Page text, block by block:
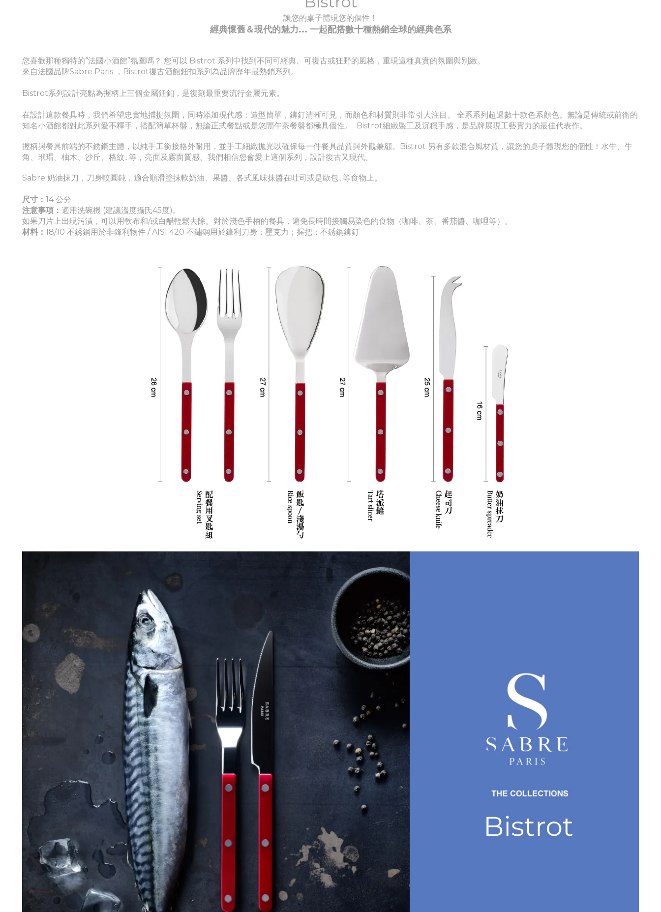
讓您的桌子體現您的個性！
經典懷舊＆現代的魅力... 一起配搭數十種熱銷全球的經典色系
您喜歡那種獨特的“法國小酒館”氛圍嗎？ 您可以 Bistrot 系列中找到不同可經典、 可復古或狂野的風格，重現這種真實的氛圍與別緻。
來自法國品牌Sabre Paris ，Bistrot復古酒館鈕扣系列為品牌歷年最熱銷系列。
Bistrot系列設計亮點為握柄上三個金屬鈕釦，是復刻最重要流行金屬元素。
在設計這款餐具時，我們希望忠實地捕捉氛圍，同時添加現代感：造型簡單，鉚釘清晰可見，而顏色和材質則非常引人注目。 全系系列超過數十款色系顏色。無論是傳統或前衛的
知名小酒館都對此系列愛不釋手，搭配簡單杯盤，無論正式餐點或是悠閒午茶餐盤都極具個性。
Bistrot細緻製工及沉穩手感，是品牌展現工藝實力的最佳代表作。
握柄與餐具前端的不銹鋼主體，以純手工銜接格外耐用，並手工細緻拋光以確保每一件餐具品質與外觀兼顧。Bistrot 另有多款混合風材質，讓您的桌子體現您的個性！水牛、牛
角、玳瑁、柚木、沙丘、格紋...等，亮面及霧面質感。我們相信您會愛上這個系列，設計復古又現代。
Sabre 奶油抹刀，刀身較圓鈍，適合順滑塗抹軟奶油、果醬、各式風味抹醬在吐司或是歐包...等食物上。
尺寸： 14 公分
注意事項： 適用洗碗機 (建議溫度攝氏45度)。
如果刀片上出現污漬，可以用軟布和/或白醋輕鬆去除。 對於淺色手柄的餐具，避免長時間接觸易染色的食物（咖啡、茶、番茄醬、咖哩等）。
材料： 18/10 不銹鋼用於非鋒利物件 / AISI 420 不鏽鋼用於鋒利刀身 ；壓克力 ；握把 ； 不銹鋼鉚釘